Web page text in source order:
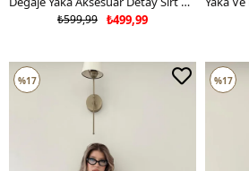
₺499,99
₺599,99
%17 %17